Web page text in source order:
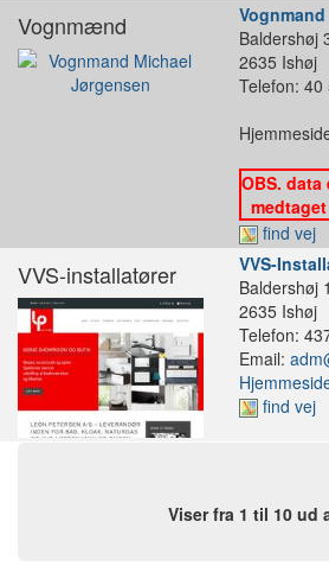
Vognmænd
Baldershøj
2635 Ishøj
Telefon: 40
OBS.
find vej
VVS-installatører
VVS-
Baldershøj 1
2635 Ishøj
Telefon:
Email:
find vej
Viser fra 1 til 10 ud